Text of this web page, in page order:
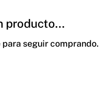
producto...
seguir comprando.